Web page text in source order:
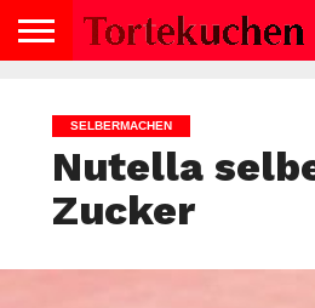
SELBERMACHEN
Nutella
Zucker